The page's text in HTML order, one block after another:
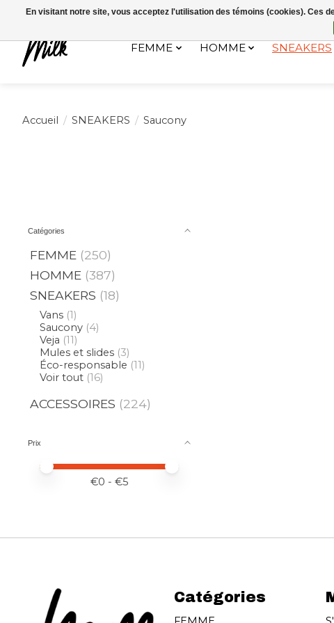
Expédition sous 48h / Livraison gratuite dès 150€ d'achats / -10% avec le
FEMME HOMME SNEAKERS
Accueil / SNEAKERS / Saucony
Catégories
FEMME (250)
HOMME (387)
SNEAKERS (18)
Vans (1)
Saucony (4)
Veja (11)
Mules et slides (3)
Éco-responsable (11)
Voir tout (16)
ACCESSOIRES (224)
Prix
Prix minimum
Price maximum value
€0 - €5
Catégories
En visitant notre site, vous acceptez l'utilisation des témoins (cookies). Ces